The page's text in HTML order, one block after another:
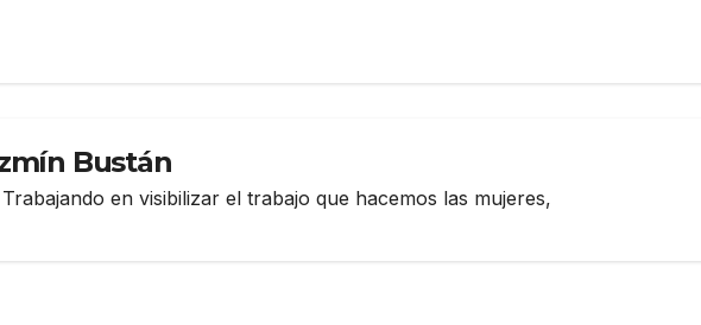
Bustán
Trabajando en visibilizar el trabajo que hacemos las mujeres,